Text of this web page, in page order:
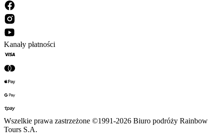
Kanały płatności
Wszelkie prawa zastrzeżone ©1991-2026 Biuro podróży Rainbow
Tours S.A.